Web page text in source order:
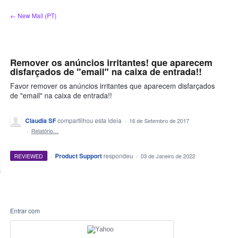
para
← New Mail (PT)
Remover os anúncios irritantes! que aparecem
disfarçados de "email" na caixa de entrada!!
Favor remover os anúncios irritantes que aparecem disfarçados
de "email" na caixa de entrada!!
Claudia SFcompartilhou esta ideia · 16 de Setembro de 2017
· Relatório…
REVIEWED · Product Support respondeu · 03 de Janeiro de 2022
Entrar com